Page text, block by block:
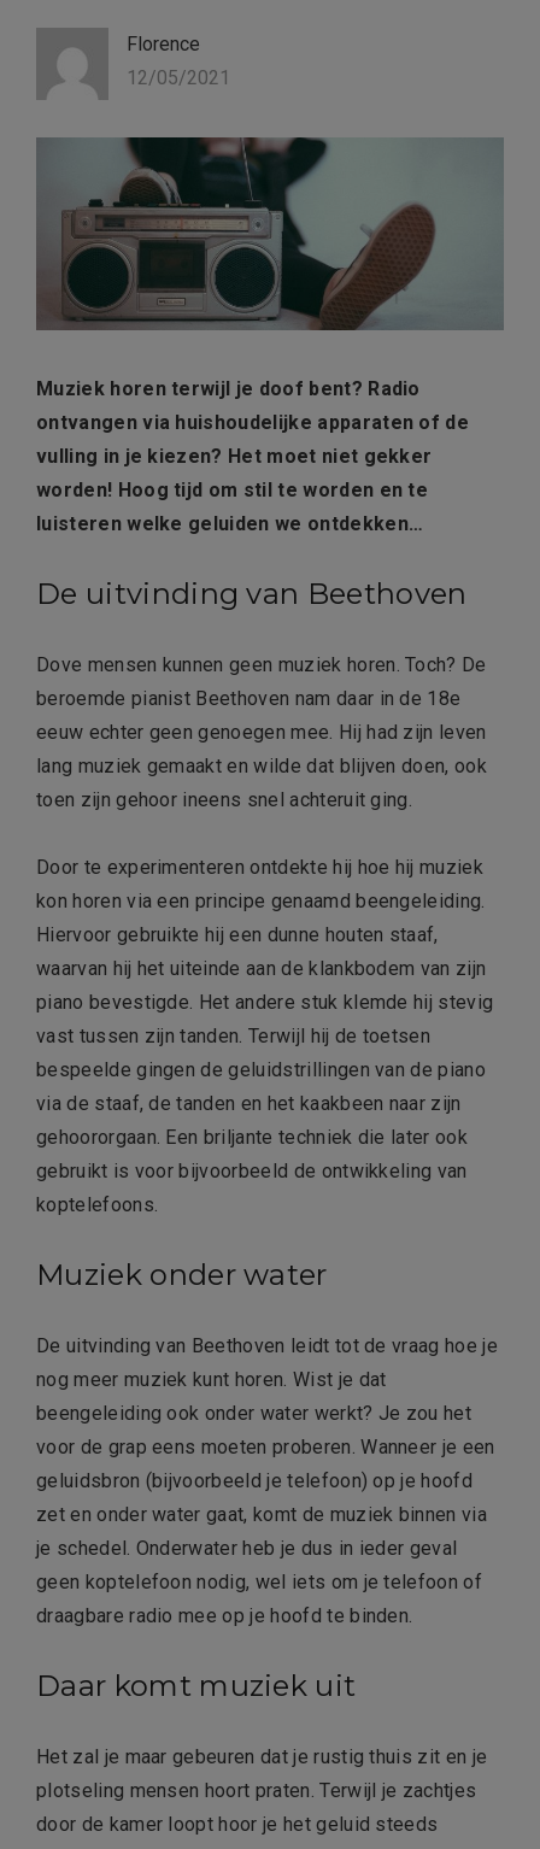
Florence
12/05/2021
Muziek horen terwijl je doof bent? Radio
ontvangen via huishoudelijke apparaten of de
vulling in je kiezen? Het moet niet gekker
worden! Hoog tijd om stil te worden en te
luisteren welke geluiden we ontdekken…
De uitvinding van Beethoven
Dove mensen kunnen geen muziek horen. Toch? De
beroemde pianist Beethoven nam daar in de 18e
eeuw echter geen genoegen mee. Hij had zijn leven
lang muziek gemaakt en wilde dat blijven doen, ook
toen zijn gehoor ineens snel achteruit ging.
Door te experimenteren ontdekte hij hoe hij muziek
kon horen via een principe genaamd beengeleiding.
Hiervoor gebruikte hij een dunne houten staaf,
waarvan hij het uiteinde aan de klankbodem van zijn
piano bevestigde. Het andere stuk klemde hij stevig
vast tussen zijn tanden. Terwijl hij de toetsen
bespeelde gingen de geluidstrillingen van de piano
via de staaf, de tanden en het kaakbeen naar zijn
gehoororgaan. Een briljante techniek die later ook
gebruikt is voor bijvoorbeeld de ontwikkeling van
koptelefoons.
Muziek onder water
De uitvinding van Beethoven leidt tot de vraag hoe je
nog meer muziek kunt horen. Wist je dat
beengeleiding ook onder water werkt? Je zou het
voor de grap eens moeten proberen. Wanneer je een
geluidsbron (bijvoorbeeld je telefoon) op je hoofd
zet en onder water gaat, komt de muziek binnen via
je schedel. Onderwater heb je dus in ieder geval
geen koptelefoon nodig, wel iets om je telefoon of
draagbare radio mee op je hoofd te binden.
Daar komt muziek uit
Het zal je maar gebeuren dat je rustig thuis zit en je
plotseling mensen hoort praten. Terwijl je zachtjes
door de kamer loopt hoor je het geluid steeds